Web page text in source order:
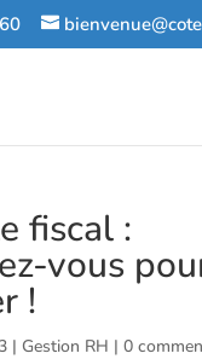
fiscal :
vous
!
| Gestion RH | 0